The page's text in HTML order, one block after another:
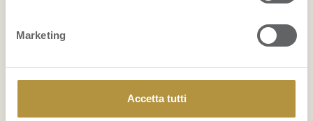
Marketing
Accetta tutti
Indice glicemico della frutta